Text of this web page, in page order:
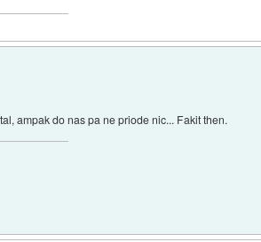
ampak do nas pa ne priode nic... Fakit then.